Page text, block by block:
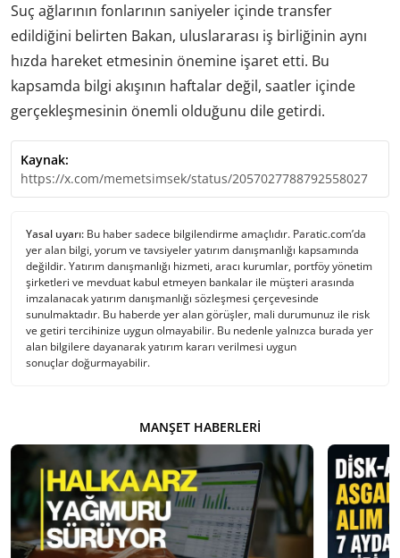
Suç ağlarının fonlarının saniyeler içinde transfer
edildiğini belirten Bakan, uluslararası iş birliğinin aynı
hızda hareket etmesinin önemine işaret etti. Bu
kapsamda bilgi akışının haftalar değil, saatler içinde
gerçekleşmesinin önemli olduğunu dile getirdi.
Kaynak:
https://x.com/memetsimsek/status/2057027788792558027
Yasal uyarı: Bu haber sadece bilgilendirme amaçlıdır. Paratic.com’da
yer alan bilgi, yorum ve tavsiyeler yatırım danışmanlığı kapsamında
değildir. Yatırım danışmanlığı hizmeti, aracı kurumlar, portföy yönetim
şirketleri ve mevduat kabul etmeyen bankalar ile müşteri arasında
imzalanacak yatırım danışmanlığı sözleşmesi çerçevesinde
sunulmaktadır. Bu haberde yer alan görüşler, mali durumunuz ile risk
ve getiri tercihinize uygun olmayabilir. Bu nedenle yalnızca burada yer
alan bilgilere dayanarak yatırım kararı verilmesi uygun
sonuçlar doğurmayabilir.
MANŞET HABERLERI